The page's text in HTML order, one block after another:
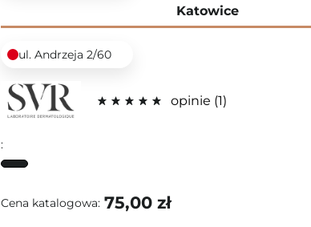
Katowice
ul. Andrzeja 2/60
opinie 1
:
Cena katalogowa: 75,00 zł